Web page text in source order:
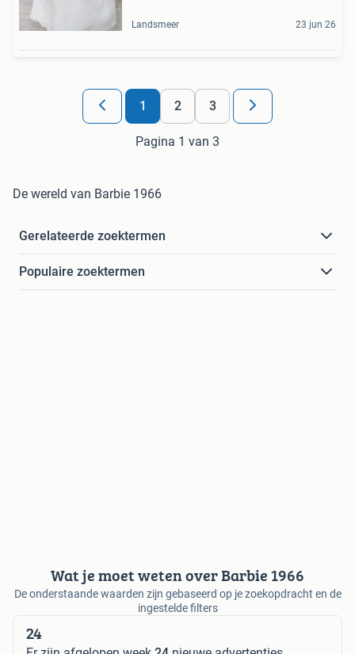
Landsmeer 23 jun 26
1 2 3
Pagina 1 van 3
De wereld van Barbie 1966
Gerelateerde zoektermen
Populaire zoektermen
Wat je moet weten over Barbie 1966
De onderstaande waarden zijn gebaseerd op je zoekopdracht en de
ingestelde filters
24